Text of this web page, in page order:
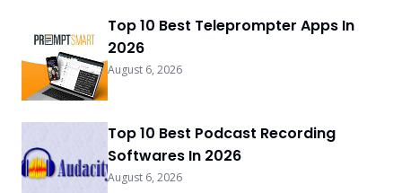
Top 10 Best Teleprompter Apps In
2026
August 6, 2026
Top 10 Best Podcast Recording
Softwares In 2026
August 6, 2026